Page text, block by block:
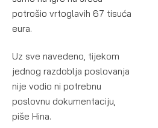
potrošio vrtoglavih 67 tisuća
eura.
Uz sve navedeno, tijekom
jednog razdoblja poslovanja
nije vodio ni potrebnu
poslovnu dokumentaciju,
piše Hina.